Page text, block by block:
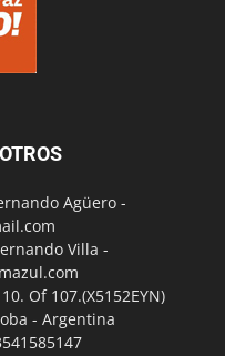
Agüero -
Villa -
Of 107.(X5152EYN)
- Argentina